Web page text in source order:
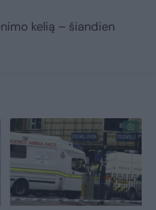
kelią – šiandien